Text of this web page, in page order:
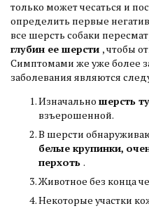
только может чесаться и
определить первые
все шерсть собаки
глубин ее шерсти , чтобы
Симптомами же уже более
заболевания являются
Изначально шерсть
взъерошенной.
В шерсти
белые крупинки,
перхоть .
Животное без конца
Некоторые участки